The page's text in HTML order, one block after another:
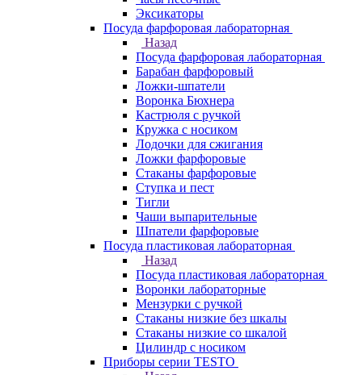
Эксикаторы
Посуда фарфоровая лабораторная
Назад
Посуда фарфоровая лабораторная
Барабан фарфоровый
Ложки-шпатели
Воронка Бюхнера
Кастрюля с ручкой
Кружка с носиком
Лодочки для сжигания
Ложки фарфоровые
Стаканы фарфоровые
Ступка и пест
Тигли
Чаши выпарительные
Шпатели фарфоровые
Посуда пластиковая лабораторная
Назад
Посуда пластиковая лабораторная
Воронки лабораторные
Мензурки с ручкой
Стаканы низкие без шкалы
Стаканы низкие со шкалой
Цилиндр с носиком
Приборы серии TESTO